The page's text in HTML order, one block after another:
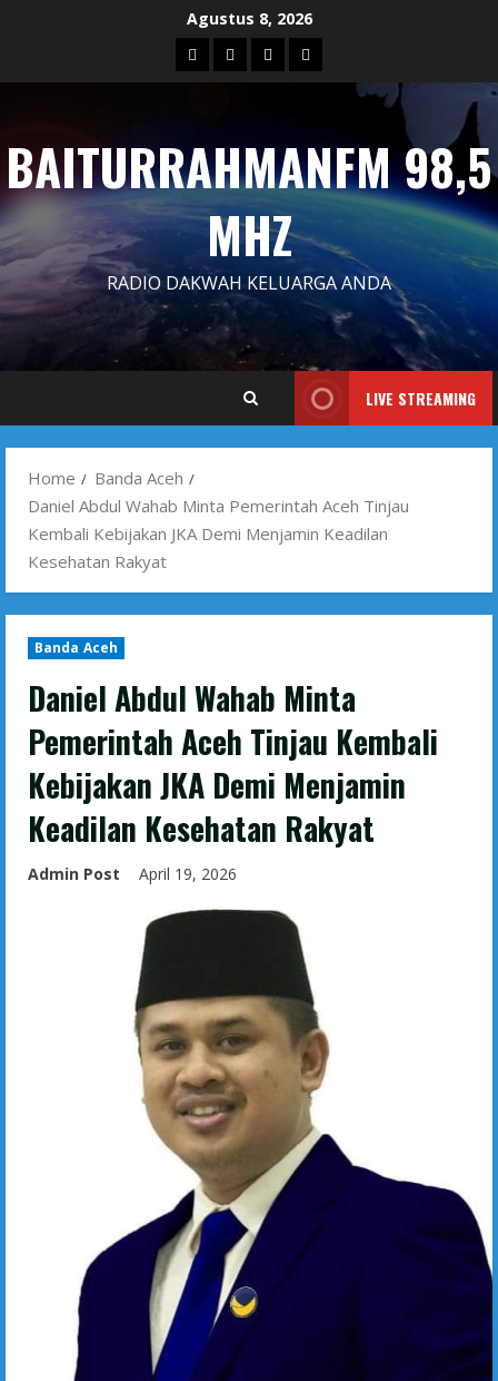
Agustus 8, 2026
Blog Contact
Us
Dengarkan
Siaran
Iklan
BAITURRAHMANFM 98,5
MHZ
RADIO DAKWAH KELUARGA ANDA
LIVE STREAMING
Home
Banda Aceh
Daniel Abdul Wahab Minta Pemerintah Aceh Tinjau
Kembali Kebijakan JKA Demi Menjamin Keadilan
Kesehatan Rakyat
Banda Aceh
Daniel Abdul Wahab Minta
Pemerintah Aceh Tinjau Kembali
Kebijakan JKA Demi Menjamin
Keadilan Kesehatan Rakyat
Admin Post April 19, 2026